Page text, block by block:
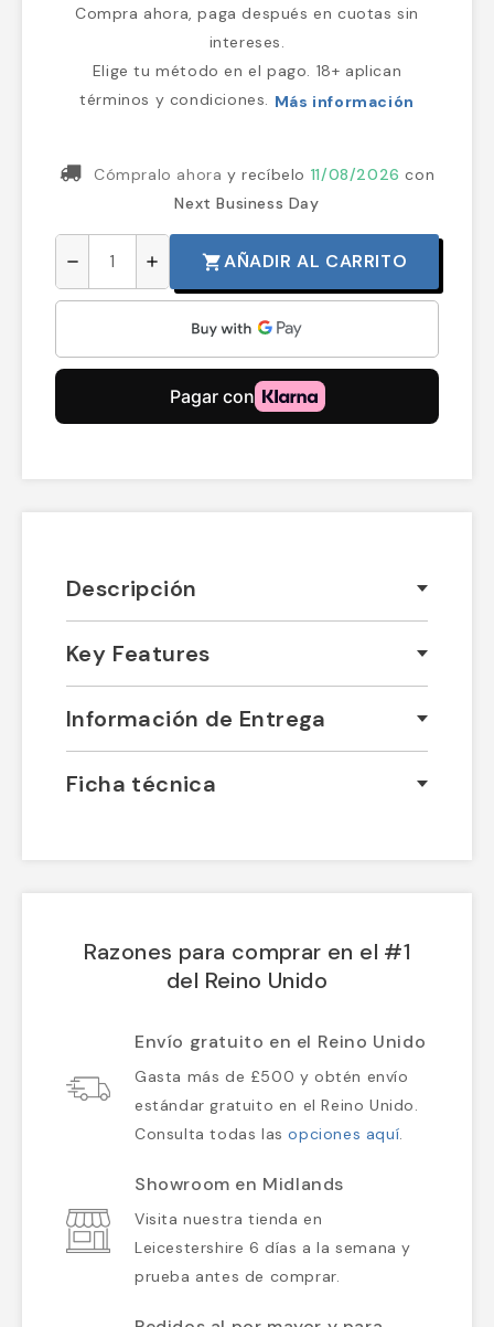
Compra ahora, paga después en cuotas sin
intereses.
Elige tu método en el pago. 18+ aplican
términos y condiciones. Más información
Cómpralo ahoray recíbelo 11/08/2026 con
Next Business Day
remove add shopping_cartAÑADIR AL CARRITO
Descripción
Key Features
Información de Entrega
Ficha técnica
Razones para comprar en el #1
del Reino Unido
Envío gratuito en el Reino Unido
Gasta más de £500 y obtén envío
estándar gratuito en el Reino Unido.
Consulta todas lasopciones aquí.
Showroom en Midlands
Visita nuestra tienda en
Leicestershire 6 días a la semana y
prueba antes de comprar.